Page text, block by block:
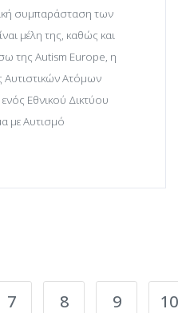
συμπαράσταση των
μέλη της, καθώς και
της Autism Europe, η
Αυτιστικών Ατόμων
Εθνικού Δικτύου
με Αυτισμό
7 8 9 10